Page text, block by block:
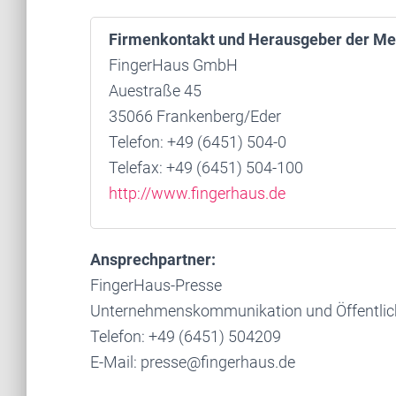
Firmenkontakt und Herausgeber der
FingerHaus GmbH
Auestraße 45
35066 Frankenberg/Eder
Telefon: +49 (6451) 504-0
Telefax: +49 (6451) 504-100
http://www.fingerhaus.de
Ansprechpartner:
FingerHaus-Presse
Unternehmenskommunikation und
Telefon: +49 (6451) 504209
E-Mail: presse@fingerhaus.de